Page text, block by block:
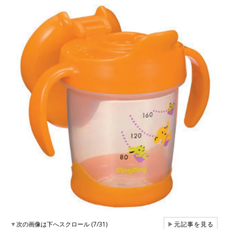
▼次の画像は下へスクロール (7/31) ▶元記事を見る